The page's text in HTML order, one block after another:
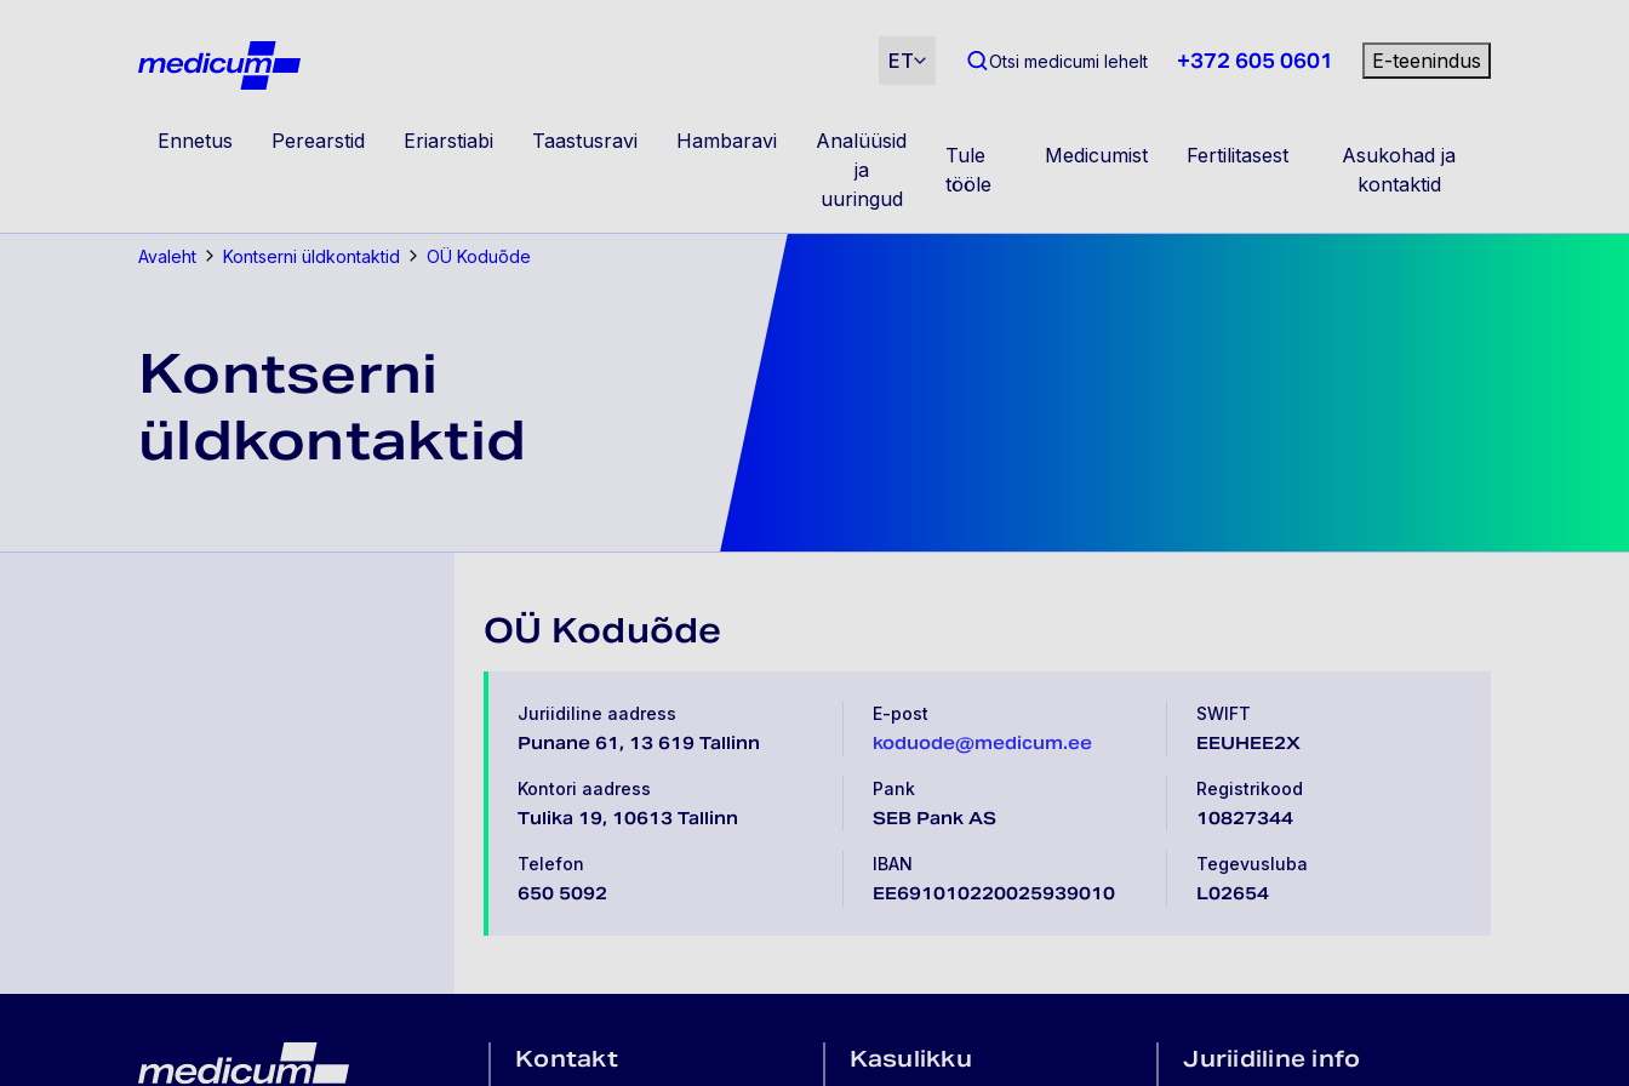
Medicum ET Otsi medicumi lehelt +372 605 0601 E-teenindus
Ennetus Perearstid Eriarstiabi Taastusravi Hambaravi
Analüüsid
ja
uuringud
Tule
tööle
Medicumist Fertilitasest
Asukohad ja
kontaktid
Avaleht Kontserni üldkontaktid OÜ Koduõde
Kontserni
üldkontaktid
OÜ Koduõde
Juriidiline aadress
Punane 61, 13 619 Tallinn
Kontori aadress
Tulika 19, 10613 Tallinn
Telefon
650 5092
E-post
koduode@medicum.ee
Pank
SEB Pank AS
IBAN
EE691010220025939010
SWIFT
EEUHEE2X
Registrikood
10827344
Tegevusluba
L02654
Lehe jalus Kontakt Kasulikku Juriidiline info